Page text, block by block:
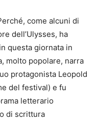
come alcuni di
dell’Ulysses, ha
questa giornata in
molto popolare, narra
protagonista Leopold
del festival) e fu
letterario
di scrittura